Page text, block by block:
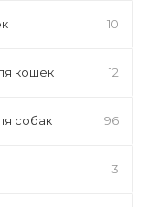
10
кошек 12
собак 96
3